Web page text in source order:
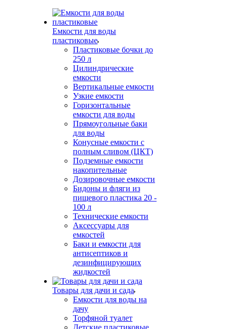
Емкости для воды
пластиковые
Пластиковые бочки до
250 л
Цилиндрические
емкости
Вертикальные емкости
Узкие емкости
Горизонтальные
емкости для воды
Прямоугольные баки
для воды
Конусные емкости с
полным сливом (ЦКТ)
Подземные емкости
накопительные
Дозировочные емкости
Бидоны и фляги из
пищевого пластика 20 -
100 л
Технические емкости
Аксессуары для
емкостей
Баки и емкости для
антисептиков и
дезинфицирующих
жидкостей
Товары для дачи и сада
Емкости для воды на
дачу
Торфяной туалет
Детские пластиковые